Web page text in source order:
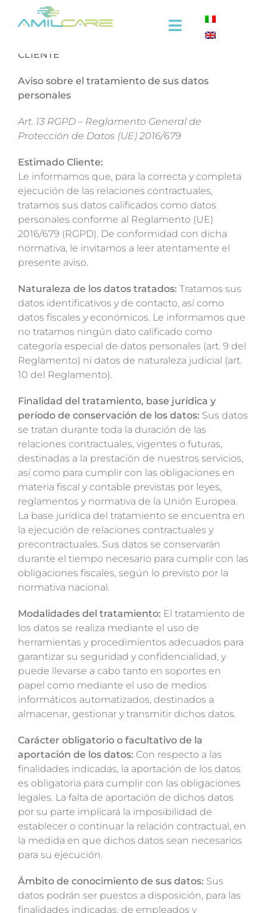
Toggle
Empresa
Sector medico
Sectores industriales
Video
Capacitación
Contactos
Login
CLIENTE
Aviso sobre el tratamiento de sus datos
personales
Art. 13 RGPD – Reglamento General de
Protección de Datos (UE) 2016/679
Estimado Cliente:
Le informamos que, para la correcta y completa
ejecución de las relaciones contractuales,
tratamos sus datos calificados como datos
personales conforme al Reglamento (UE)
2016/679 (RGPD). De conformidad con dicha
normativa, le invitamos a leer atentamente el
presente aviso.
Naturaleza de los datos tratados: Tratamos sus
datos identificativos y de contacto, así como
datos fiscales y económicos. Le informamos que
no tratamos ningún dato calificado como
categoría especial de datos personales (art. 9 del
Reglamento) ni datos de naturaleza judicial (art.
10 del Reglamento).
Finalidad del tratamiento, base jurídica y
período de conservación de los datos: Sus datos
se tratan durante toda la duración de las
relaciones contractuales, vigentes o futuras,
destinadas a la prestación de nuestros servicios,
así como para cumplir con las obligaciones en
materia fiscal y contable previstas por leyes,
reglamentos y normativa de la Unión Europea.
La base jurídica del tratamiento se encuentra en
la ejecución de relaciones contractuales y
precontractuales. Sus datos se conservarán
durante el tiempo necesario para cumplir con las
obligaciones fiscales, según lo previsto por la
normativa nacional.
Modalidades del tratamiento: El tratamiento de
los datos se realiza mediante el uso de
herramientas y procedimientos adecuados para
garantizar su seguridad y confidencialidad, y
puede llevarse a cabo tanto en soportes en
papel como mediante el uso de medios
informáticos automatizados, destinados a
almacenar, gestionar y transmitir dichos datos.
Carácter obligatorio o facultativo de la
aportación de los datos: Con respecto a las
finalidades indicadas, la aportación de los datos
es obligatoria para cumplir con las obligaciones
legales. La falta de aportación de dichos datos
por su parte implicará la imposibilidad de
establecer o continuar la relación contractual, en
la medida en que dichos datos sean necesarios
para su ejecución.
Ámbito de conocimiento de sus datos: Sus
datos podrán ser puestos a disposición, para las
finalidades indicadas, de empleados y